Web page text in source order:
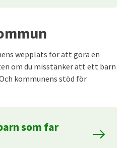
wepplats för att göra en
om du misstänker att ett barn
kommunens stöd för
som far